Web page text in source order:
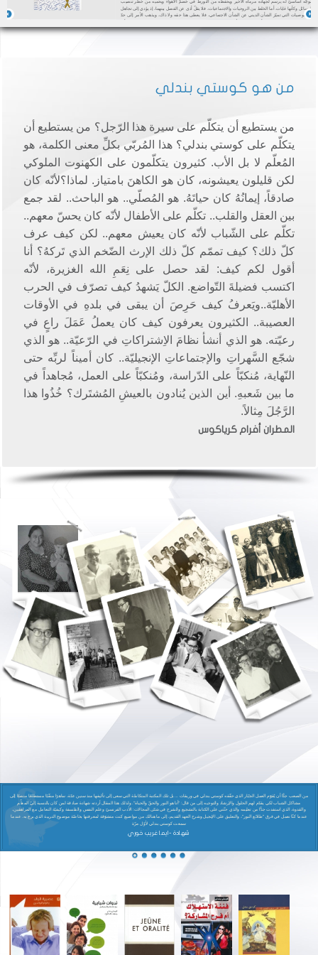
موجّه أساسيّ له يرسم لجهاده مرماه الأخير ويحفظه من التورط في خضمّ الأهواء ويحميه من خطر تنصيب
الوسائل وكأنها غايات. أما الخلط بين الروحيات والاجتماعيات، فلا يقلّ أذى عن الفصل بينهما، إذ يؤدي إلى تجاهل
الخصوصيات التي تميّز الشأن الديني عن الشأن الاجتماعي، فلا يعطى هذا حقه ولا ذاك، ويذهب الأمر إلى حدّ
السياسة هي التي، في هذه الحال، تُسخّر لأغراض الله)، والا نحدار به، وهو الغاية المطلقة، إلى دور الوسيلة.
من هو كوستي بندلي
من يستطيع أن يتكلّم على سيرة هذا الرّجل؟ من يستطيع أن
يتكلّم على كوستي بندلي؟ هذا المُربّي بكلِّ معنى الكلمة، هو
المُعلّم لا بل الأب. كثيرون يتكلّمون على الكهنوت الملوكي
لكن قليلون يعيشونه، كان هو الكاهنَ بامتياز. لماذا؟لأنّه كان
صادقاً، إيمانُهُ كان حياتَهُ. هو المُصلّي.. هو الباحث.. لقد جمع
بين العقل والقلب.. تكلّم على الأطفال لأنّه كان يحسّ معهم..
تكلّم على الشّباب لأنّه كان يعيش معهم.. لكن كيف عرف
كلّ ذلك؟ كيف تممّم كلّ ذلك الإرث الضّخم الذي تَركهُ؟ أنا
أقول لكم كيف: لقد حصل على نِعَمِ الله الغزيرة، لأنّه
اكتسب فضيلةَ التّواضع. الكلّ يَشهدُ كيف تصرّف في الحرب
الأهليّة..ويَعرفُ كيف حَرِصَ أن يبقى في بلدهِ في الأوقات
العصيبة.. الكثيرون يعرفون كيف كان يعملُ عَمَلَ راعٍ في
رعيّته. هو الذي أنشأ نظامَ الاِشتراكاتِ في الرّعيّة.. هو الذي
شجّع السَّهراتِ والإجتماعاتِ الإنجيليّة.. كان أميناً لربِّه حتى
النّهاية، مُنكبّاً على الدّراسة، ومُنكبّاً على العمل، مُجاهداً في
ما بين شَعبهِ. أين الذين يُنادون بالعيشِ المُشتَرك؟ خُذُوا هذا
الرَّجُلَ مِثالاً.
المطران أفرام كرياكوس
من الصعب جدًّا أن يُقوّم العمل الجبّار الذي حقّقه كوستي بندلي في وريقات ... بل تلك المكتبة المتكاملة التي سعى إلى تأليفها منذ سنين عدّة، ساهرًا منقّبًا مستطلعًا منصتًا إلى
مشاكل الشباب لكي يقدّم لهم الحلول والإرشاد والتوجيه إلى من قال: "أنا هو النور والحقّ والحياة". ولذلك هذا المقال أردته شهادة صادقة لمن كان بالنسبة إليّ المعلّم
والقدوة، الذي استفدت جدًّا من تعليمه والذي حثّني على الكتابة بالتشجيع والشرح في شتّى المجالات: الأدب الفرنسيّ وعلم النفس والفلسفة وكيفيّة التعامل مع المراهقين،
عندما كنّا نعمل في فرق "طلائع النور"، والتعليق على الإنجيل وشرح العهد القديم، إلى ما هنالك من مواضيع كنت متشوّقة لمعرفتها بخاصّة موضوع التربية الذي برع به. عندما
سمعت كوستي بندلي لأوّل مرّة
شهادة -ايما غريب خوري